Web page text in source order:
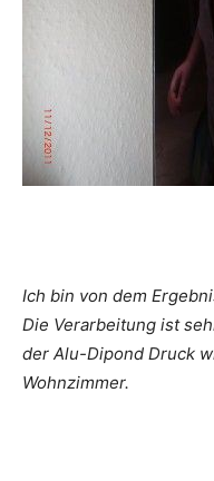
Ich bin von dem
Die Verarbeitung ist
der Alu-Dipond Druck
Wohnzimmer.